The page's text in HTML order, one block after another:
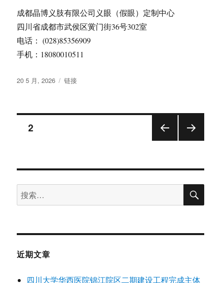
成都晶博义肢有限公司义眼（假眼）定制中心
四川省成都市武侯区黉门街36号302室
电话： (028)85356909
手机：18080010511
发
20 5 月, 2026
格
链接
文
分
页
页2
搜
索：
搜
近期文章
四川大学华西医院锦江院区二期建设工程完成主体